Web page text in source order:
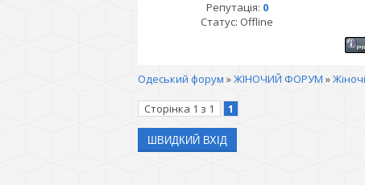
Репутація: 0
Статус: Offline
Одеський форум »ЖІНОЧИЙ ФОРУМ »
Сторінка 1 з 1
1